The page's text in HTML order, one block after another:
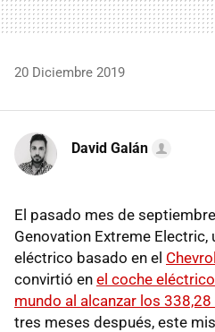
20 Diciembre 2019
David Galán
El pasado mes de
Genovation Extreme
eléctrico basado en el
convirtió en el coche
mundo al alcanzar los
tres meses después, este